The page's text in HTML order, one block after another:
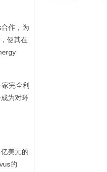
作，为
使其在
完全利
为对环
美元的
的